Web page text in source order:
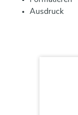
Ausdruck